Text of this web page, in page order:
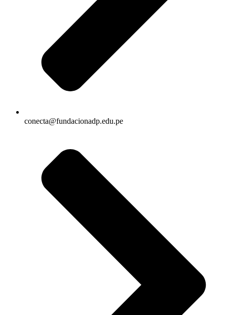
conecta@fundacionadp.edu.pe